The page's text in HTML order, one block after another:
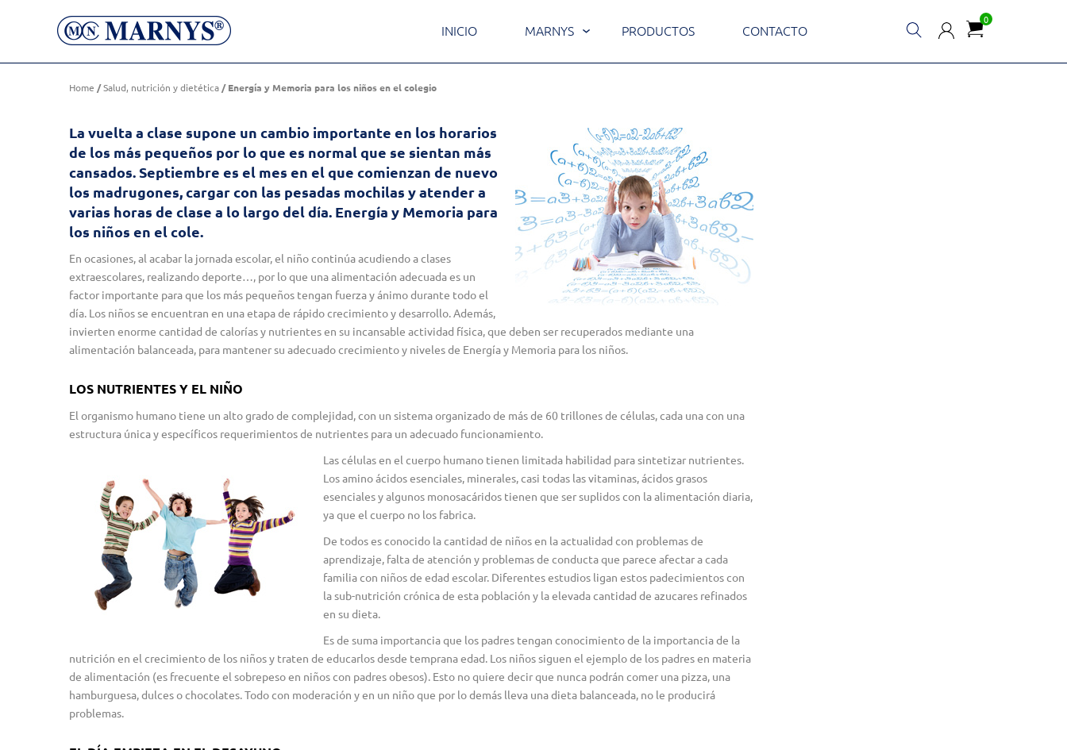
INICIO MARNYS PRODUCTOS CONTACTO
0
Energía y Memoria para los niños en el colegio
Home /Salud, nutrición y dietética / Energía y Memoria para los niños en el colegio
La vuelta a clase supone un cambio importante en los horarios
de los más pequeños por lo que es normal que se sientan más
cansados. Septiembre es el mes en el que comienzan de nuevo
los madrugones, cargar con las pesadas mochilas y atender a
varias horas de clase a lo largo del día. Energía y Memoria para
los niños en el cole.
En ocasiones, al acabar la jornada escolar, el niño continúa acudiendo a clases
extraescolares, realizando deporte…, por lo que una alimentación adecuada es un
factor importante para que los más pequeños tengan fuerza y ánimo durante todo el
día. Los niños se encuentran en una etapa de rápido crecimiento y desarrollo. Además,
invierten enorme cantidad de calorías y nutrientes en su incansable actividad física, que deben ser recuperados mediante una
alimentación balanceada, para mantener su adecuado crecimiento y niveles de Energía y Memoria para los niños.
LOS NUTRIENTES Y EL NIÑO
El organismo humano tiene un alto grado de complejidad, con un sistema organizado de más de 60 trillones de células, cada una con una
estructura única y específicos requerimientos de nutrientes para un adecuado funcionamiento.
Las células en el cuerpo humano tienen limitada habilidad para sintetizar nutrientes.
Los amino ácidos esenciales, minerales, casi todas las vitaminas, ácidos grasos
esenciales y algunos monosacáridos tienen que ser suplidos con la alimentación diaria,
ya que el cuerpo no los fabrica.
De todos es conocido la cantidad de niños en la actualidad con problemas de
aprendizaje, falta de atención y problemas de conducta que parece afectar a cada
familia con niños de edad escolar. Diferentes estudios ligan estos padecimientos con
la sub-nutrición crónica de esta población y la elevada cantidad de azucares refinados
en su dieta.
Es de suma importancia que los padres tengan conocimiento de la importancia de la
nutrición en el crecimiento de los niños y traten de educarlos desde temprana edad. Los niños siguen el ejemplo de los padres en materia
de alimentación (es frecuente el sobrepeso en niños con padres obesos). Esto no quiere decir que nunca podrán comer una pizza, una
hamburguesa, dulces o chocolates. Todo con moderación y en un niño que por lo demás lleva una dieta balanceada, no le producirá
problemas.